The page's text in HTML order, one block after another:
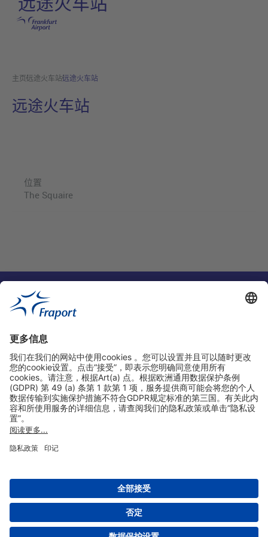
跳转至主页
主页远途火车站远途火车站
远途火车站
位置
The Squaire
实用链接
购物&线上预定
关于我们
设置
版权 2004- 2026 Fraport AG - Frankfurt Airport Services Worldwide